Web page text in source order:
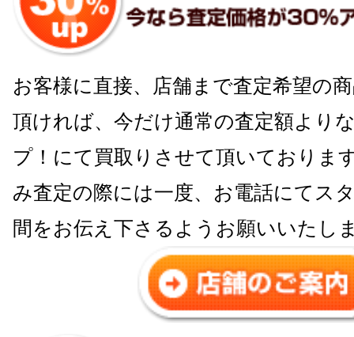
お客様に直接、店舗まで査定希望の
頂ければ、今だけ通常の査定額より
プ！にて買取りさせて頂いておりま
み査定の際には一度、お電話にてス
間をお伝え下さるようお願いいたし